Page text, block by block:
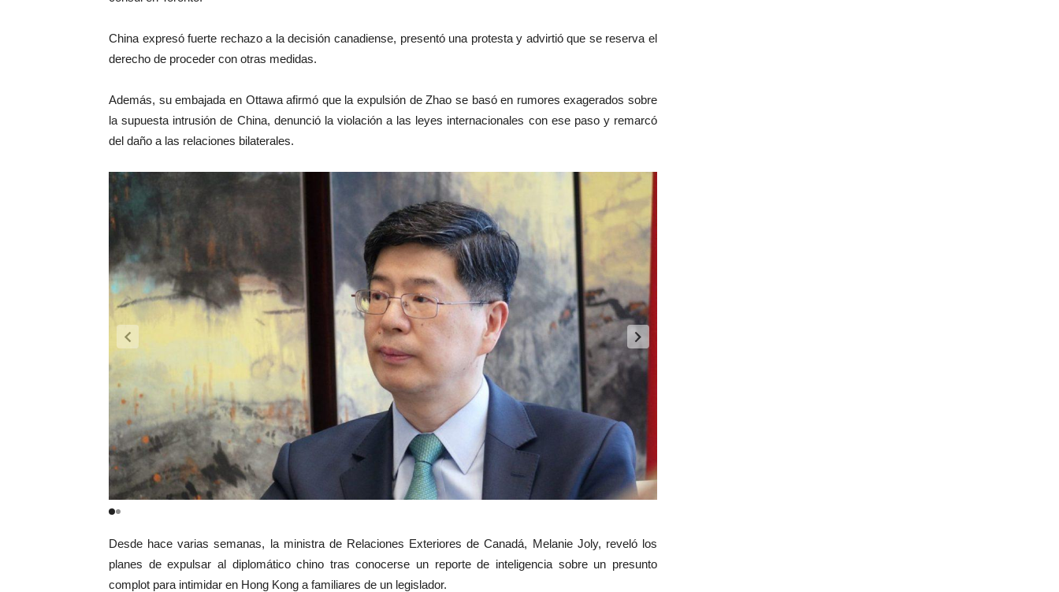
China expresó fuerte rechazo a la decisión canadiense, presentó una protesta y advirtió que se reserva el
derecho de proceder con otras medidas.
Además, su embajada en Ottawa afirmó que la expulsión de Zhao se basó en rumores exagerados sobre
la supuesta intrusión de China, denunció la violación a las leyes internacionales con ese paso y remarcó
del daño a las relaciones bilaterales.
Desde hace varias semanas, la ministra de Relaciones Exteriores de Canadá, Melanie Joly, reveló los
planes de expulsar al diplomático chino tras conocerse un reporte de inteligencia sobre un presunto
complot para intimidar en Hong Kong a familiares de un legislador.